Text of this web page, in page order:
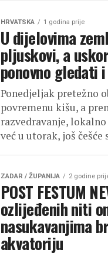
HRVATSKA 1 godina prije
U dijelovima
pljuskovi, a
ponovno gledati
Ponedjeljak pretežno
povremenu kišu, a
razvedravanje,
već u utorak, još
ZADAR / ŽUPANIJA 2 godine
POST FESTUM
ozlijeđenih niti
nasukavanjima
akvatoriju